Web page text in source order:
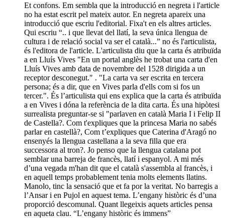
Et confons. Em sembla que la introducció en negreta i l'article
no ha estat escrit pel mateix autor. En negreta apareix una
introducció que escriu l'editorial. Fixa't en els altres articles.
Qui escriu “.. i que llevat del llatí, la seva única llengua de
cultura i de relació social va ser el català...” no és l'articulista,
és l'editora de l'article. L'articulista diu que la carta és atribuïda
a en Lluís Vives "En un portal anglès he trobat una carta d'en
Lluís Vives amb data de novembre del 1528 dirigida a un
receptor desconegut." . "La carta va ser escrita en tercera
persona; és a dir, que en Vives parla d'ells com si fos un
tercer.". És l’articulista qui ens explica que la carta és atribuïda
a en Vives i dóna la referència de la dita carta. És una hipòtesi
surrealista preguntar-se si "parlaven en català Maria I i Felip II
de Castella?. Com t'expliques que la princesa Maria no sabés
parlar en castellà?, Com t’expliques que Caterina d'Aragó no
ensenyés la llengua castellana a la seva filla que era
successora al tron?. Jo penso que la llengua catalana pot
semblar una barreja de francès, llatí i espanyol. A mi més
d’una vegada m'han dit que el català s'assembla al francès, i
en aquell temps probablement tenia molts elements llatins.
Manolo, tinc la sensació que et fa por la veritat. No barregis a
l’Ansar i en Pujol en aquest tema. L’engany històric és d’una
proporció descomunal. Quant llegeixis aquets articles pensa
en aqueta clau. “L’engany històric és immens”